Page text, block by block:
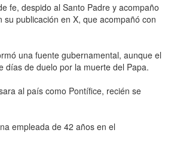
fe, despido al Santo Padre y acompaño
publicación en X, que acompañó con
una fuente gubernamental, aunque el
días de duelo por la muerte del Papa.
al país como Pontífice, recién se
empleada de 42 años en el